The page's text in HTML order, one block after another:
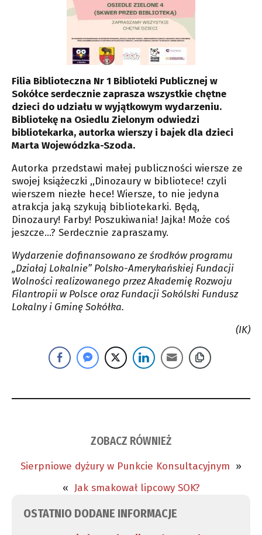
Filia Biblioteczna Nr 1 Biblioteki Publicznej w
Sokółce serdecznie zaprasza wszystkie chętne
dzieci do udziału w wyjątkowym wydarzeniu.
Bibliotekę na Osiedlu Zielonym odwiedzi
bibliotekarka, autorka wierszy i bajek dla dzieci
Marta Wojewódzka-Szoda.
Autorka przedstawi małej publiczności wiersze ze
swojej książeczki ,,Dinozaury w bibliotece! czyli
wierszem niezłe hece! Wiersze, to nie jedyna
atrakcja jaką szykują bibliotekarki. Będą,
Dinozaury! Farby! Poszukiwania! Jajka! Może coś
jeszcze…? Serdecznie zapraszamy.
Wydarzenie dofinansowano ze środków programu
„Działaj Lokalnie” Polsko-Amerykańskiej Fundacji
Wolności realizowanego przez Akademię Rozwoju
Filantropii w Polsce oraz Fundacji Sokólski Fundusz
Lokalny i Gminę Sokółka.
(IK)
ZOBACZ RÓWNIEŻ
Sierpniowe dyżury w Punkcie Konsultacyjnym »
« Jak smakował lipcowy SOK?
OSTATNIO DODANE INFORMACJE